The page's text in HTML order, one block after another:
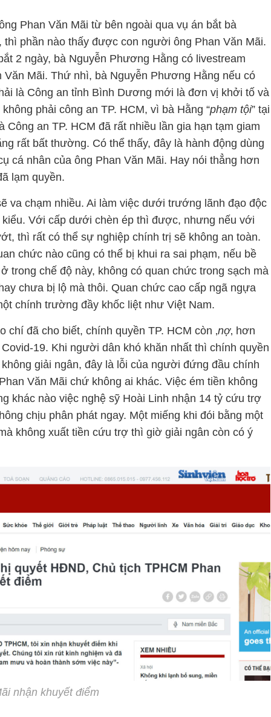
Phan Văn Mãi từ bên ngoài qua vụ án bắt bà
thì phần nào thấy được con người ông Phan Văn Mãi.
2 ngày, bà Nguyễn Phương Hằng có livestream
Văn Mãi. Thứ nhì, bà Nguyễn Phương Hằng nếu có
là Công an tỉnh Bình Dương mới là đơn vị khởi tố và
phải công an TP. HCM, vì bà Hằng “phạm tội” tại
Công an TP. HCM đã rất nhiều lần gia hạn tạm giam
rất bất thường. Có thể thấy, đây là hành động dùng
cá nhân của ông Phan Văn Mãi. Hay nói thẳng hơn
lạm quyền.
va chạm nhiều. Ai làm việc dưới trướng lãnh đạo độc
Với cấp dưới chèn ép thì được, nhưng nếu với
thì rất có thể sự nghiệp chính trị sẽ không an toàn.
chức nào cũng có thể bị khui ra sai phạm, nếu bề
trong chế độ này, không có quan chức trong sạch mà
chưa bị lộ mà thôi. Quan chức cao cấp ngã ngựa
chính trường đầy khốc liệt như Việt Nam.
chí đã cho biết, chính quyền TP. HCM còn ‚nợ‚ hơn
19. Khi người dân khó khăn nhất thì chính quyền
giải ngân, đây là lỗi của người đứng đầu chính
Văn Mãi chứ không ai khác. Việc ém tiền không
khác nào việc nghệ sỹ Hoài Linh nhận 14 tỷ cứu trợ
chịu phân phát ngay. Một miếng khi đói bằng một
không xuất tiền cứu trợ thì giờ giải ngân còn có ý
nhận khuyết điểm